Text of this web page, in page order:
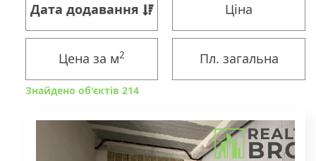
Дата додавання Ціна
Цена за м2 Пл. загальна
Знайдено об'єктів 214